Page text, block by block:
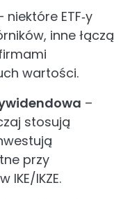
niektóre ETF‑y
inne łączą
wartości.
–
stosują
przy
IKZE.